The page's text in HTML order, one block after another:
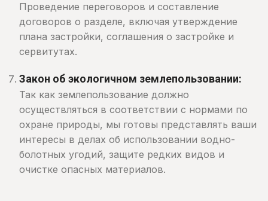
Проведение переговоров и составление
договоров о разделе, включая утверждение
плана застройки, соглашения о застройке и
сервитутах.
Закон об экологичном землепользовании:
Так как землепользование должно
осуществляться в соответствии с нормами по
охране природы, мы готовы представлять ваши
интересы в делах об использовании водно-
болотных угодий, защите редких видов и
очистке опасных материалов.